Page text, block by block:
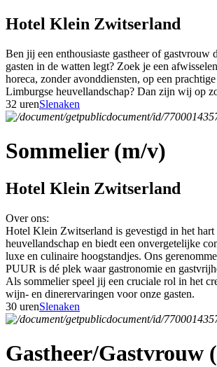
Hotel Klein Zwitserland
Ben jij een enthousiaste gastheer of gastvrouw
gasten in de watten legt? Zoek je een
horeca, zonder avonddiensten, op een
Limburgse heuvellandschap? Dan zijn wij op
32 urenSlenaken
Sommelier (m/v)
Hotel Klein Zwitserland
Over ons:
Hotel Klein Zwitserland is gevestigd in het
heuvellandschap en biedt een onvergetelijke
luxe en culinaire hoogstandjes. Ons
PUUR is dé plek waar gastronomie en
Als sommelier speel jij een cruciale rol in het
wijn- en dinerervaringen voor onze gasten.
30 urenSlenaken
Gastheer/Gastvrouw